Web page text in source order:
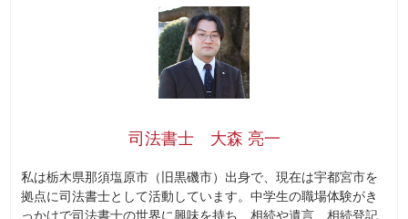
司法書士 大森 亮一
私は栃木県那須塩原市（旧黒磯市）出身で、現在は宇都宮市を
拠点に司法書士として活動しています。中学生の職場体験がき
っかけで司法書士の世界に興味を持ち、相続や遺言、相続登記